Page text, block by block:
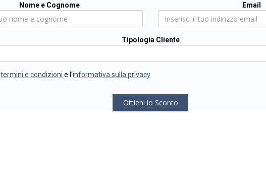
Nome e Cognome Email
Tipologia Cliente
termini e condizioni e l'informativa sulla privacy
Ottieni lo Sconto